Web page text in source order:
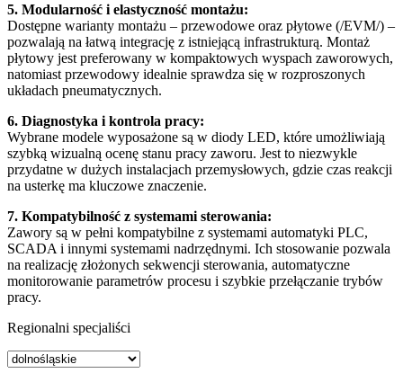
5. Modularność i elastyczność montażu:
Dostępne warianty montażu – przewodowe oraz płytowe (/EVM/) –
pozwalają na łatwą integrację z istniejącą infrastrukturą. Montaż
płytowy jest preferowany w kompaktowych wyspach zaworowych,
natomiast przewodowy idealnie sprawdza się w rozproszonych
układach pneumatycznych.
6. Diagnostyka i kontrola pracy:
Wybrane modele wyposażone są w diody LED, które umożliwiają
szybką wizualną ocenę stanu pracy zaworu. Jest to niezwykle
przydatne w dużych instalacjach przemysłowych, gdzie czas reakcji
na usterkę ma kluczowe znaczenie.
7. Kompatybilność z systemami sterowania:
Zawory są w pełni kompatybilne z systemami automatyki PLC,
SCADA i innymi systemami nadrzędnymi. Ich stosowanie pozwala
na realizację złożonych sekwencji sterowania, automatyczne
monitorowanie parametrów procesu i szybkie przełączanie trybów
pracy.
Regionalni specjaliści